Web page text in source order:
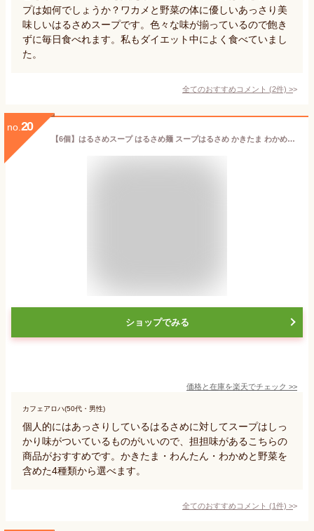
プは如何でしょうか？ワカメと野菜の体に優しいあっさり美
味しいはるさめスープです。色々な味が揃っているので飽き
ずに毎日食べれます。私もダイエット中によく食べていまし
た。
全てのおすすめコメント (2件) >
no. 20
【6個】はるさめスープ はるさめ麺 スープはるさめ かきたま わかめと野菜 担担味 ワンタン ヘルシー スープはるさめ 春雨スープ カップスープ 春雨 低カロリー カップ麺 おにぎりに合う かきたま インスタント 即席 日本製 エースコック ACECOOK
ショップでみる
価格と在庫を楽天でチェック >>
カフェアロハ(50代・男性)
個人的にはあっさりしているはるさめに対してスープはしっ
かり味がついているものがいいので、担担味があるこちらの
商品がおすすめです。かきたま・わんたん・わかめと野菜を
含めた4種類から選べます。
全てのおすすめコメント (1件) >